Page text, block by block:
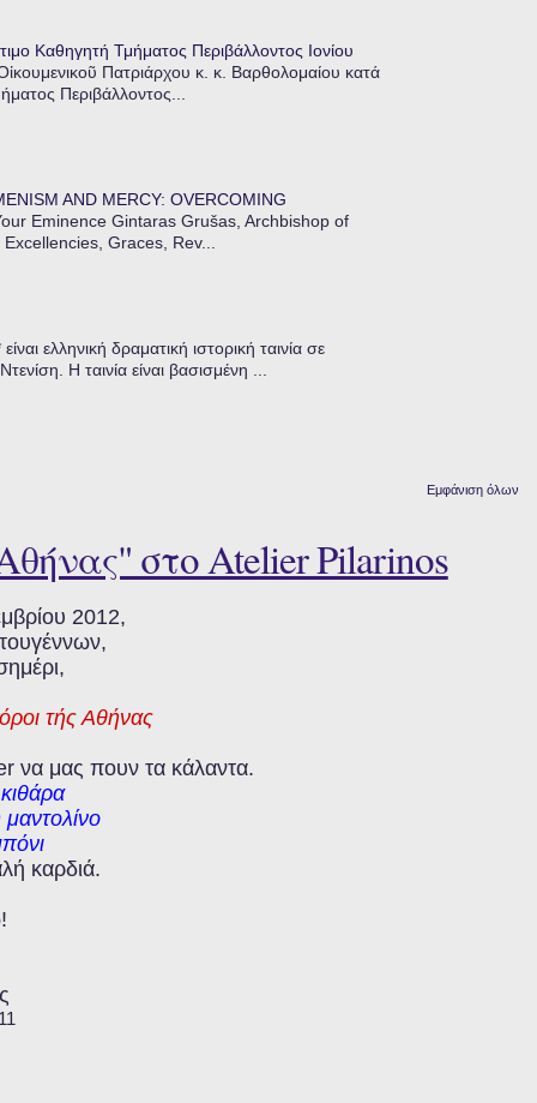
Καθηγητή Τμήματος Περιβάλλοντος Ιονίου
Πατριάρχου κ. κ. Βαρθολομαίου κατά
Περιβάλλοντος...
AND MERCY: OVERCOMING
Eminence Gintaras Grušas, Archbishop of
Graces, Rev...
ελληνική δραματική ιστορική ταινία σε
Η ταινία είναι βασισμένη ...
Εμφάνιση όλων
στο Atelier Pilarinos
2012,
τής Αθήνας
να μας πουν τα κάλαντα.
καρδιά.